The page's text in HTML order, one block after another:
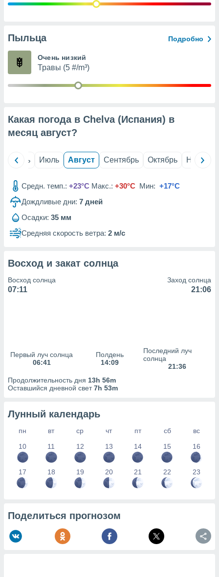
данных
рекламы
сведения
наших 1199
Пыльца Подробно
Очень низкий
Травы (5 #/m³)
Какая погода в Chelva (Испания) в
месяц август?
Июнь Июль Август Сентябрь Октябрь Ноябрь
Средн. темп.: +23°C Макс.: +30°C Мин: +17°C
Дождливые дни: 7 дней
Осадки: 35 мм
Средняя скорость ветра: 2 м/с
Восход и закат солнца
Восход солнца
07:11
Заход солнца
21:06
Первый луч солнца
06:41
Полдень
14:09
Последний луч
солнца
21:36
Продолжительность дня 13h 56m
Оставшийся дневной свет7h 53m
Лунный календарь
пн вт ср чт пт сб
вс
10
11 12 13 14 15 16
17 18 19 20 21 22 23
Поделиться прогнозом